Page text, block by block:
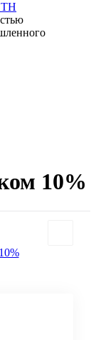
ТН
10%